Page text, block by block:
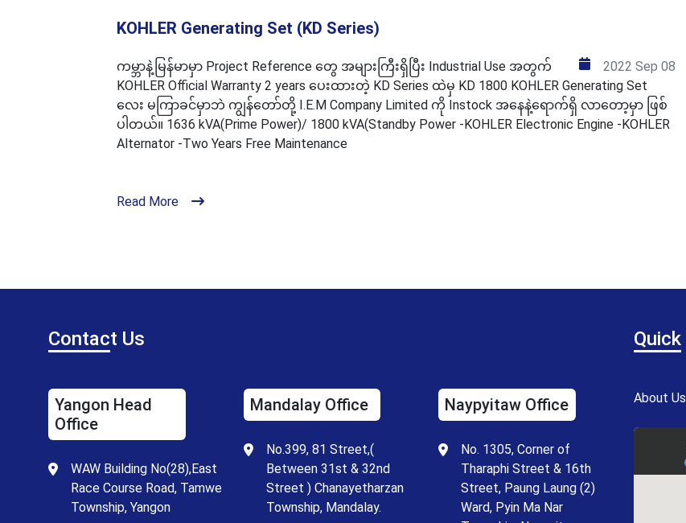
KOHLER Generating Set (KD Series)
2022 Sep 08
ကမ္ဘာနဲ့မြန်မာမှာ Project Reference တွေ အများကြီးရှိပြီး Industrial Use အတွက်
KOHLER Official Warranty 2️ years ပေးထားတဲ့ KD Series ထဲမှ KD 1800 KOHLER Generating Set
လေး မကြာခင်မှာဘဲ ကျွန်တော်တို့ I.E.M Company Limited ကို Instock အနေနဲ့ရောက်ရှိ လာတော့မှာ ဖြစ်
ပါတယ်။ 1636 kVA(Prime Power)/ 1800 kVA(Standby Power -KOHLER Electronic Engine -KOHLER
Alternator -Two Years Free Maintenance
Read More
Contact Us
Yangon Head
Office
WAW Building No(28),East
Race Course Road, Tamwe
Township, Yangon
Mandalay Office
No.399, 81 Street,(
Between 31st & 32nd
Street ) Chanayetharzan
Township, Mandalay.
Naypyitaw Office
No. 1305, Corner of
Tharaphi Street & 16th
Street, Paung Laung (2)
Ward, Pyin Ma Nar
Quick
About Us